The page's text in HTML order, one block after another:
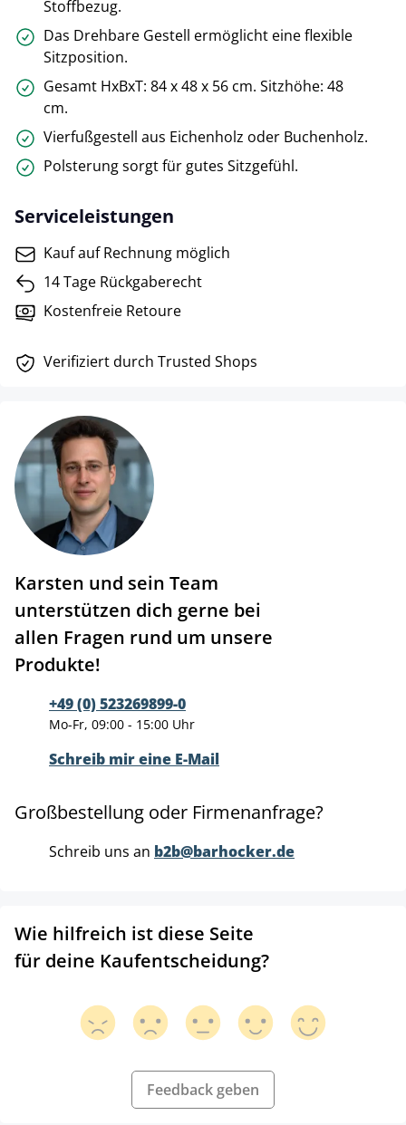
Stoffbezug.
Das Drehbare Gestell ermöglicht eine flexible
Sitzposition.
Gesamt HxBxT: 84 x 48 x 56 cm. Sitzhöhe: 48
cm.
Vierfußgestell aus Eichenholz oder Buchenholz.
Polsterung sorgt für gutes Sitzgefühl.
Serviceleistungen
Kauf auf Rechnung möglich
14 Tage Rückgaberecht
Kostenfreie Retoure
Verifiziert durch Trusted Shops
Karsten und sein Team
unterstützen dich gerne bei
allen Fragen rund um unsere
Produkte!
+49 (0) 523269899-0
Mo-Fr, 09:00 - 15:00 Uhr
Schreib mir eine E-Mail
Großbestellung oder Firmenanfrage?
Schreib uns an b2b@barhocker.de
Wie hilfreich ist diese Seite
für deine Kaufentscheidung?
Feedback geben